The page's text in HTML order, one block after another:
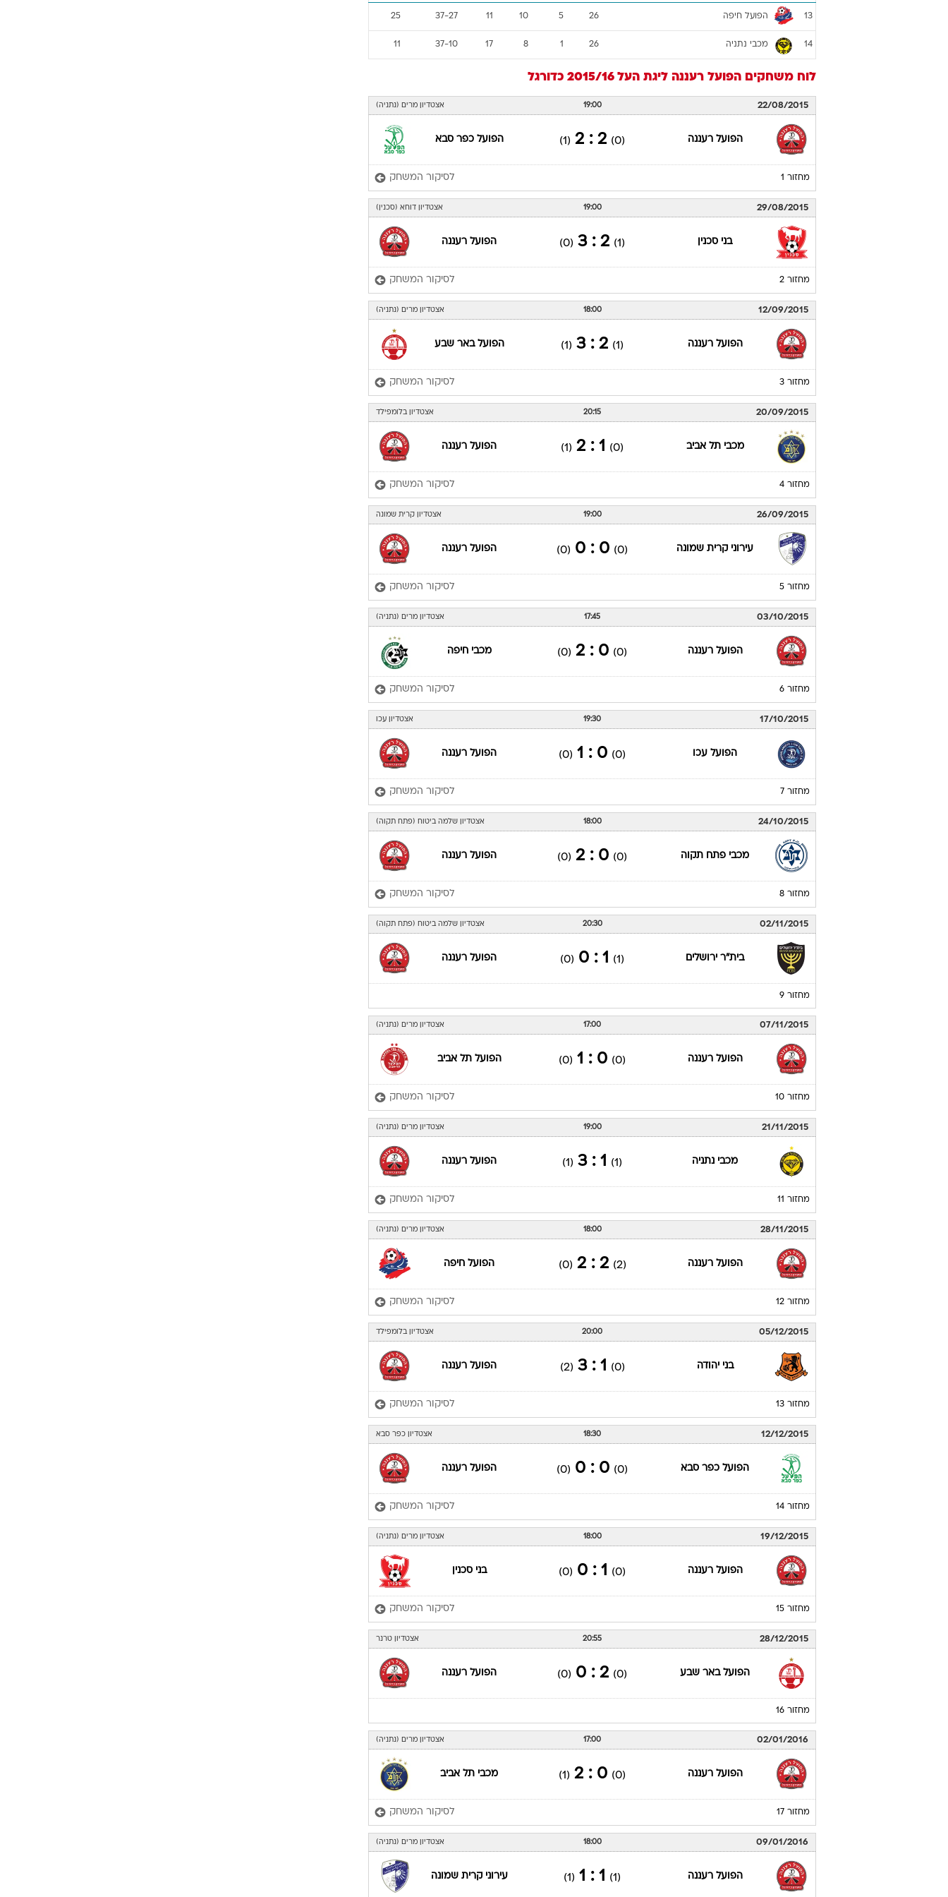
13 הפועל חיפה 26
5
10
11
37-27
25
14 מכבי נתניה 26
1
8
17
37-10
11
לוח משחקים הפועל רעננה ליגת העל 2015/16 כדורגל
22/08/2015
19:00 אצטדיון מרים (נתניה)
הפועל רעננה (0)
2 : 2
(1) הפועל כפר סבא
מחזור 1 לסיקור המשחק
29/08/2015
19:00 אצטדיון דוחא (סכנין)
בני סכנין (1)
2 : 3
(0) הפועל רעננה
מחזור 2 לסיקור המשחק
12/09/2015
18:00 אצטדיון מרים (נתניה)
הפועל רעננה (1)
2 : 3
(1) הפועל באר שבע
מחזור 3 לסיקור המשחק
20/09/2015
20:15 אצטדיון בלומפילד
מכבי תל אביב (0)
1 : 2
(1) הפועל רעננה
מחזור 4 לסיקור המשחק
26/09/2015
19:00 אצטדיון קרית שמונה
עירוני קרית שמונה (0)
0 : 0
(0) הפועל רעננה
מחזור 5 לסיקור המשחק
03/10/2015
17:45 אצטדיון מרים (נתניה)
הפועל רעננה (0)
0 : 2
(0) מכבי חיפה
מחזור 6 לסיקור המשחק
17/10/2015
19:30 אצטדיון עכו
הפועל עכו (0)
0 : 1
(0) הפועל רעננה
מחזור 7 לסיקור המשחק
24/10/2015
18:00 אצטדיון שלמה ביטוח (פתח תקוה)
מכבי פתח תקוה (0)
0 : 2
(0) הפועל רעננה
מחזור 8 לסיקור המשחק
02/11/2015
20:30 אצטדיון שלמה ביטוח (פתח תקוה)
בית"ר ירושלים (1)
1 : 0
(0) הפועל רעננה
מחזור 9
07/11/2015
17:00 אצטדיון מרים (נתניה)
הפועל רעננה (0)
0 : 1
(0) הפועל תל אביב
מחזור 10 לסיקור המשחק
21/11/2015
19:00 אצטדיון מרים (נתניה)
מכבי נתניה (1)
1 : 3
(1) הפועל רעננה
מחזור 11 לסיקור המשחק
28/11/2015
18:00 אצטדיון מרים (נתניה)
הפועל רעננה (2)
2 : 2
(0) הפועל חיפה
מחזור 12 לסיקור המשחק
05/12/2015
20:00 אצטדיון בלומפילד
בני יהודה (0)
1 : 3
(2) הפועל רעננה
מחזור 13 לסיקור המשחק
12/12/2015
18:30 אצטדיון כפר סבא
הפועל כפר סבא (0)
0 : 0
(0) הפועל רעננה
מחזור 14 לסיקור המשחק
19/12/2015
18:00 אצטדיון מרים (נתניה)
הפועל רעננה (0)
1 : 0
(0) בני סכנין
מחזור 15 לסיקור המשחק
28/12/2015
20:55 אצטדיון טרנר
הפועל באר שבע (0)
2 : 0
(0) הפועל רעננה
מחזור 16
02/01/2016
17:00 אצטדיון מרים (נתניה)
הפועל רעננה (0)
0 : 2
(1) מכבי תל אביב
מחזור 17 לסיקור המשחק
09/01/2016
18:00 אצטדיון מרים (נתניה)
הפועל רעננה (1)
1 : 1
(1) עירוני קרית שמונה